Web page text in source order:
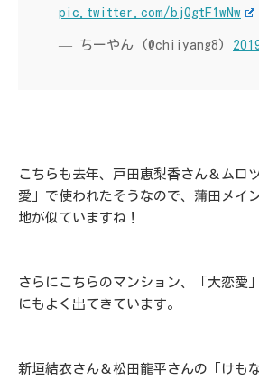
pic.twitter.com/bjQgtF1wNw
— ちーやん (@chiiyang8)
こちらも去年、戸田恵梨香さん＆ムロ
愛」で使われたそうなので、蒲田メイ
地が似ていますね！
さらにこちらのマンション、「大恋愛
にもよく出てきています。
新垣結衣さん＆松田龍平さんの「けも